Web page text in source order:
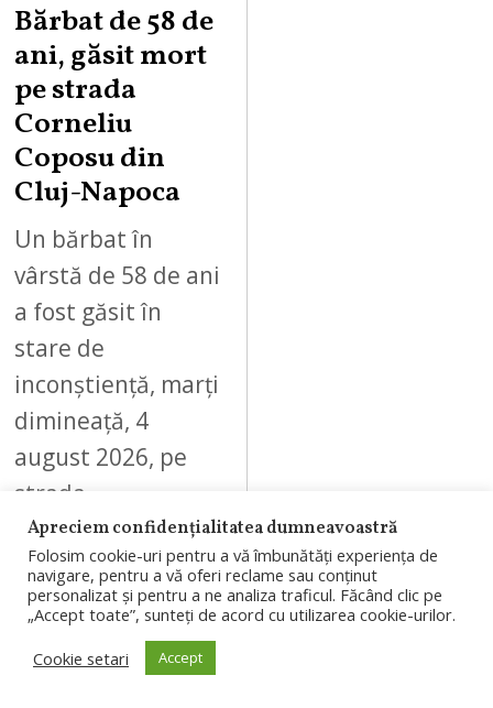
Bărbat de 58 de
ani, găsit mort
pe strada
Corneliu
Coposu din
Cluj-Napoca
Un bărbat în
vârstă de 58 de ani
a fost găsit în
stare de
inconștiență, marți
dimineață, 4
august 2026, pe
strada…
09
Apreciem confidențialitatea dumneavoastră
Folosim cookie-uri pentru a vă îmbunătăți experiența de
navigare, pentru a vă oferi reclame sau conținut
personalizat și pentru a ne analiza traficul. Făcând clic pe
„Accept toate”, sunteți de acord cu utilizarea cookie-urilor.
Cookie setari
Accept